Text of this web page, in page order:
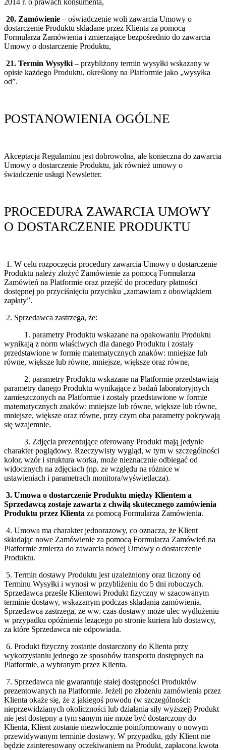
2014 r. o prawach konsumenta,
20. Zamówienie – oświadczenie woli zawarcia Umowy o
dostarczenie Produktu składane przez Klienta za pomocą
Formularza Zamówienia i zmierzające bezpośrednio do zawarcia
Umowy o dostarczenie Produktu,
21. Termin Wysyłki – przybliżony termin wysyłki wskazany w
opisie każdego Produktu, określony na Platformie jako „wysyłka
od”.
POSTANOWIENIA OGÓLNE
Akceptacja Regulaminu jest dobrowolna, ale konieczna do zawarcia
Umowy o dostarczenie Produktu, jak również umowy o
świadczenie usługi Newsletter.
PROCEDURA ZAWARCIA UMOWY
O DOSTARCZENIE PRODUKTU
1. W celu rozpoczęcia procedury zawarcia Umowy o dostarczenie
Produktu należy złożyć Zamówienie za pomocą Formularza
Zamówień na Platformie oraz przejść do procedury płatności
dostępnej po przyciśnięciu przycisku „zamawiam z obowiązkiem
zapłaty”.
2. Sprzedawca zastrzega, że:
1. parametry Produktu wskazane na opakowaniu Produktu
wynikają z norm właściwych dla danego Produktu i zostały
przedstawione w formie matematycznych znaków: mniejsze lub
równe, większe lub równe, mniejsze, większe oraz równe,
2. parametry Produktu wskazane na Platformie przedstawiają
parametry danego Produktu wynikające z badań laboratoryjnych
zamieszczonych na Platformie i zostały przedstawione w formie
matematycznych znaków: mniejsze lub równe, większe lub równe,
mniejsze, większe oraz równe, przy czym oba parametry pokrywają
się wzajemnie.
3. Zdjęcia prezentujące oferowany Produkt mają jedynie
charakter poglądowy. Rzeczywisty wygląd, w tym w szczególności
kolor, wzór i struktura worka, może nieznacznie odbiegać od
widocznych na zdjęciach (np. ze względu na różnice w
ustawieniach i parametrach monitora/wyświetlacza).
3. Umowa o dostarczenie Produktu między Klientem a
Sprzedawcą zostaje zawarta z chwilą skutecznego zamówienia
Produktu przez Klienta za pomocą Formularza Zamówienia.
4. Umowa ma charakter jednorazowy, co oznacza, że Klient
składając nowe Zamówienie za pomocą Formularza Zamówień na
Platformie zmierza do zawarcia nowej Umowy o dostarczenie
Produktu.
5. Termin dostawy Produktu jest uzależniony oraz liczony od
Terminu Wysyłki i wynosi w przybliżeniu do 5 dni roboczych.
Sprzedawca prześle Klientowi Produkt fizyczny w szacowanym
terminie dostawy, wskazanym podczas składania zamówienia.
Sprzedawca zastrzega, że ww. czas dostawy może ulec wydłużeniu
w przypadku opóźnienia leżącego po stronie kuriera lub dostawcy,
za które Sprzedawca nie odpowiada.
6. Produkt fizyczny zostanie dostarczony do Klienta przy
wykorzystaniu jednego ze sposobów transportu dostępnych na
Platformie, a wybranym przez Klienta.
7. Sprzedawca nie gwarantuje stałej dostępności Produktów
prezentowanych na Platformie. Jeżeli po złożeniu zamówienia przez
Klienta okaże się, że z jakiegoś powodu (w szczególności:
nieprzewidzianych okoliczności lub działania siły wyższej) Produkt
nie jest dostępny a tym samym nie może być dostarczony do
Klienta, Klient zostanie niezwłocznie poinformowany o nowym
przewidywanym terminie dostawy. W przypadku, gdy Klient nie
będzie zainteresowany oczekiwaniem na Produkt, zapłacona kwota